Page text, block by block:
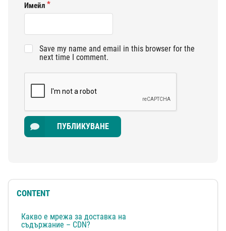
Имейл
Save my name and email in this browser for the
next time I comment.
ПУБЛИКУВАНЕ
CONTENT
Какво е мрежа за доставка на
съдържание – CDN?